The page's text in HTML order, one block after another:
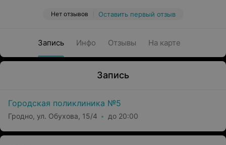
Нет отзывов Оставить первый отзыв
Запись Инфо Отзывы На карте
Запись
Городская поликлиника №5
Гродно, ул. Обухова, 15/4 до 20:00